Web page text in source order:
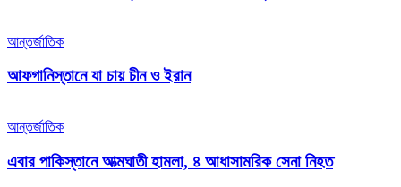
আন্তর্জাতিক
আফগানিস্তানে যা চায় চীন ও ইরান
আন্তর্জাতিক
এবার পাকিস্তানে আত্মঘাতী হামলা, ৪ আধাসামরিক সেনা নিহত